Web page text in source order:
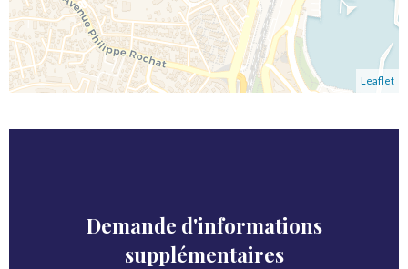
Leaflet
Demande d'informations
supplémentaires